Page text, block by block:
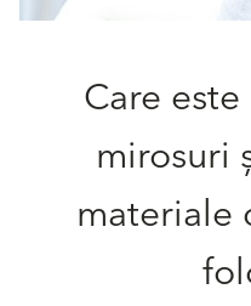
Care
mirosuri
materiale